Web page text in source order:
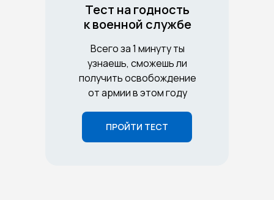
ПРОЙТИ ТЕСТ
Тест на годность
к военной службе
Всего за 1 минуту ты
узнаешь, сможешь ли
получить освобождение
от армии в этом году